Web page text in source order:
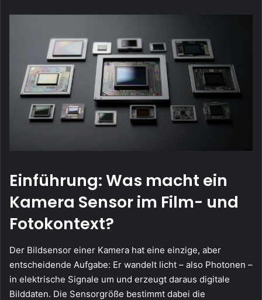
Einführung: Was macht ein
Kamera Sensor im Film- und
Fotokontext?
Der Bildsensor einer Kamera hat eine einzige, aber
entscheidende Aufgabe: Er wandelt licht – also Photonen –
in elektrische Signale um und erzeugt daraus digitale
Bilddaten. Die Sensorgröße bestimmt dabei die